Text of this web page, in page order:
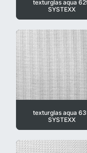
texturglas aqua
SYSTEXX
texturglas aqua
SYSTEXX